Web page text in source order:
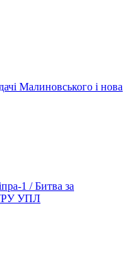
Малиновського і нова
1 / Битва за
УПЛ